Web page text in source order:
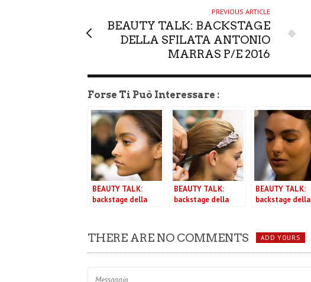
PREVIOUS ARTICLE
BEAUTY TALK: BACKSTAGE
DELLA SFILATA ANTONIO
MARRAS P/E 2016
Forse Ti Può Interessare :
BEAUTY TALK:
backstage della
BEAUTY TALK:
backstage della
BEAUTY TALK:
backstage della
THERE ARE NO COMMENTS ADD YOURS